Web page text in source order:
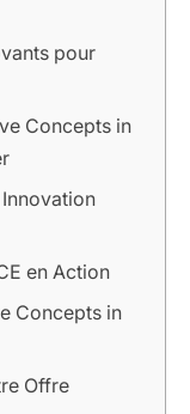
pour
Concepts in
en Action
Concepts in
Offre